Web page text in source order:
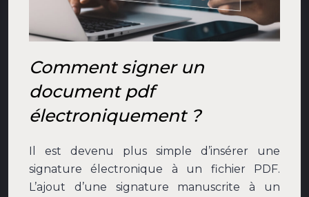
Comment signer un
document pdf
électroniquement ?
Il est devenu plus simple d’insérer une
signature électronique à un fichier PDF.
L’ajout d’une signature manuscrite à un